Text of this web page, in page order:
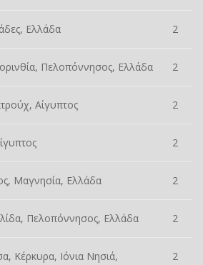
Ελλάδα 2
Πελοπόννησος, Ελλάδα 2
Αίγυπτος 2
2
Μαγνησία, Ελλάδα 2
Πελοπόννησος, Ελλάδα 2
Κέρκυρα, Ιόνια Νησιά, 2